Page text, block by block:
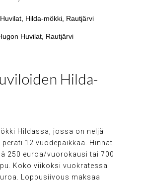
Hilda-
Hildassa, jossa on neljä
12 vuodepaikkaa. Hinnat
250 euroa/vuorokausi tai 700
Koko viikoksi vuokratessa
Loppusiivous maksaa